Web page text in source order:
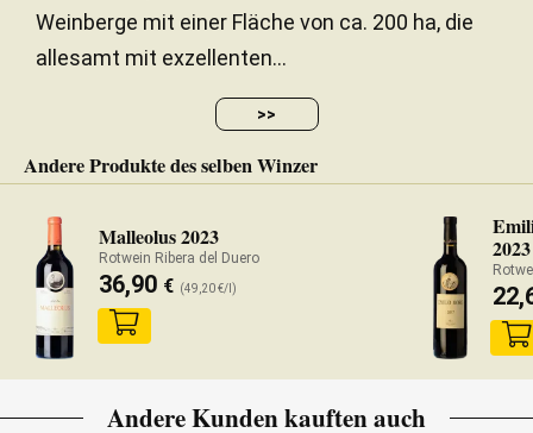
Weinberge mit einer Fläche von ca. 200 ha, die
allesamt mit exzellenten...
>>
Andere Produkte des selben Winzer
Malleolus 2023
Rotwein Ribera del Duero
36,90 € (49,20 €/l)
2023
Andere Kunden kauften auch